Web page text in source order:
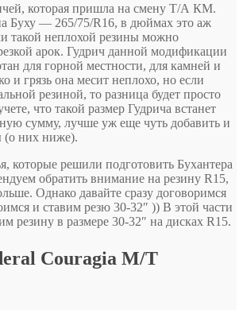
которая пришла на смену Т/А КМ.
Буху — 265/75/R16, в дюймах это аж
такой неплохой резины можно
арок. Гудрич данной модификации
для горной местности, для камней и
и грязь она месит неплохо, но если
резиной, то разница будет просто
что такой размер Гудрича встанет
сумму, лучше уж еще чуть добавить и
(о них ниже).
которые решили подготовить Бухантера
обратить внимание на резину R15,
Однако давайте сразу договоримся
и ставим резю 30-32″ )) В этой части
резину в размере 30-32″ на дисках R15.
Couragia M/T